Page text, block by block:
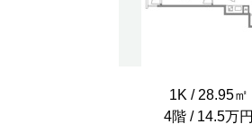
1K / 28.95㎡
4階 / 14.5万円